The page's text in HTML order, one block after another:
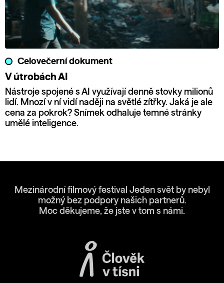
Celovečerní dokument
V útrobách AI
Nástroje spojené s AI využívají denně stovky milionů
lidí. Mnozí v ní vidí naději na světlé zítřky. Jaká je ale
cena za pokrok? Snímek odhaluje temné stránky
umělé inteligence.
Mezinárodní filmový festival Jeden svět by nebyl
možný bez podpory našich partnerů.
Moc děkujeme, že jste v tom s námi.